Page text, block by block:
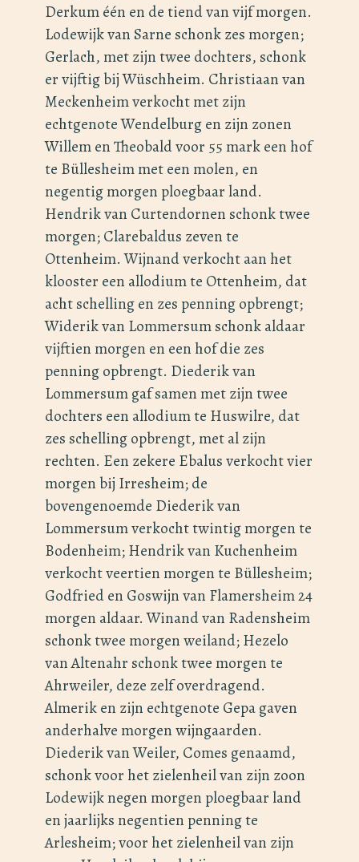
Derkum één en de tiend van vijf morgen.
Lodewijk van Sarne schonk zes morgen;
Gerlach, met zijn twee dochters, schonk
er vijftig bij Wüschheim. Christiaan van
Meckenheim verkocht met zijn
echtgenote Wendelburg en zijn zonen
Willem en Theobald voor 55 mark een hof
te Büllesheim met een molen, en
negentig morgen ploegbaar land.
Hendrik van Curtendornen schonk twee
morgen; Clarebaldus zeven te
Ottenheim. Wijnand verkocht aan het
klooster een allodium te Ottenheim, dat
acht schelling en zes penning opbrengt;
Widerik van Lommersum schonk aldaar
vijftien morgen en een hof die zes
penning opbrengt. Diederik van
Lommersum gaf samen met zijn twee
dochters een allodium te Huswilre, dat
zes schelling opbrengt, met al zijn
rechten. Een zekere Ebalus verkocht vier
morgen bij Irresheim; de
bovengenoemde Diederik van
Lommersum verkocht twintig morgen te
Bodenheim; Hendrik van Kuchenheim
verkocht veertien morgen te Büllesheim;
Godfried en Goswijn van Flamersheim 24
morgen aldaar. Winand van Radensheim
schonk twee morgen weiland; Hezelo
van Altenahr schonk twee morgen te
Ahrweiler, deze zelf overdragend.
Almerik en zijn echtgenote Gepa gaven
anderhalve morgen wijngaarden.
Diederik van Weiler, Comes genaamd,
schonk voor het zielenheil van zijn zoon
Lodewijk negen morgen ploegbaar land
en jaarlijks negentien penning te
Arlesheim; voor het zielenheil van zijn